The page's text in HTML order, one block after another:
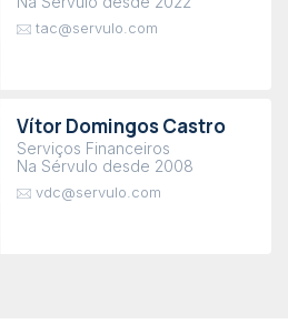
tac@servulo.com
Vítor Domingos Castro
Serviços Financeiros
Na Sérvulo desde 2008
vdc@servulo.com